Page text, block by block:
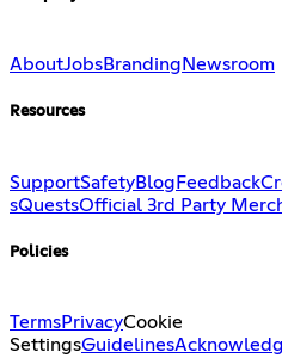
AboutJobsBranding Newsroom
Resources
SupportSafetyBlog Feedback
sQuestsOfficial 3rd Party
Policies
TermsPrivacyCookie
SettingsGuidelines